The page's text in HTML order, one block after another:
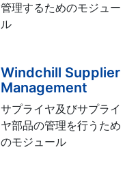
管理するためのモジュー
ル
Windchill Supplier
Management
サプライヤ及びサプライ
ヤ部品の管理を行うため
のモジュール